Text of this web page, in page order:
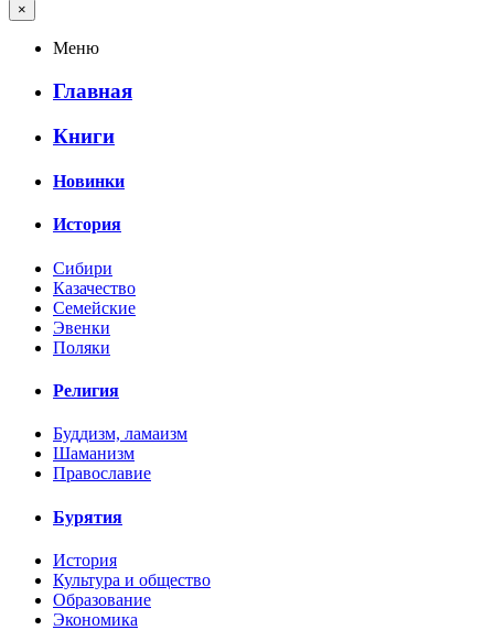
×
Меню
Главная
Книги
Новинки
История
Сибири
Казачество
Семейские
Эвенки
Поляки
Религия
Буддизм, ламаизм
Шаманизм
Православие
Бурятия
История
Культура и общество
Образование
Экономика